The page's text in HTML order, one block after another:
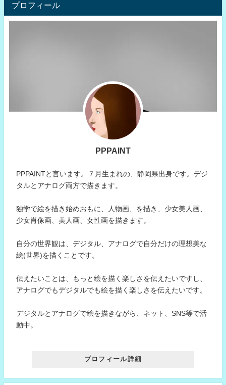
プロフィール
PPPAINT
PPPAINTと言います。７月生まれの、静岡県出身です。デジ
タルとアナログ両方で描きます。
独学で絵を描き始めおもに、人物画、を描き、少女美人画、
少女肖像画、美人画、女性画を描きます。
自分の世界観は、デジタル、アナログで自分だけの理想美な
絵(世界)を描くことです。
伝えたいことは、もっと絵を描く楽しさを伝えたいですし、
アナログでもデジタルでも絵を描く楽しさを伝えたいです。
デジタルとアナログで絵を描きながら、ネット、SNS等で活
動中。
プロフィール詳細